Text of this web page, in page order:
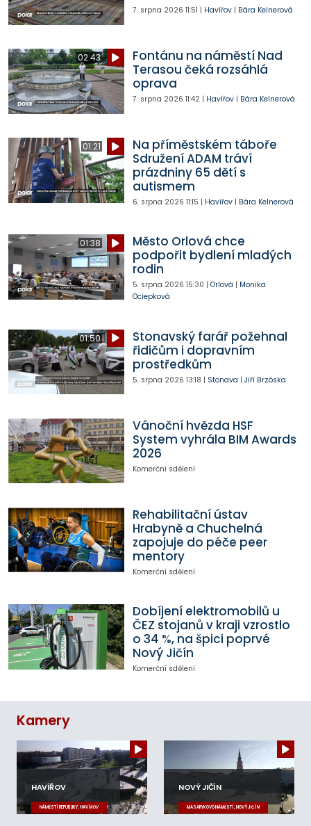
7. srpna 2026 11:51 | Havířov| Bára Kelnerová
02:43
Fontánu na náměstí Nad
Terasou čeká rozsáhlá
oprava
7. srpna 2026 11:42| Havířov| Bára Kelnerová
01:21
Na příměstském táboře
Sdružení ADAM tráví
prázdniny 65 dětí s
autismem
6. srpna 2026 11:15 | Havířov| Bára Kelnerová
01:38
Město Orlová chce
podpořit bydlení mladých
rodin
5. srpna 2026 15:30 | Orlová | Monika
Ociepková
01:50
Stonavský farář požehnal
řidičům i dopravním
prostředkům
5. srpna 2026 13:18 | Stonava | Jiří Brzóska
Vánoční hvězda HSF
System vyhrála BIM Awards
2026
Komerční sdělení
Rehabilitační ústav
Hrabyně a Chuchelná
zapojuje do péče peer
mentory
Komerční sdělení
Dobíjení elektromobilů u
ČEZ stojanů v kraji vzrostlo
o 34 %, na špici poprvé
Nový Jičín
Komerční sdělení
Kamery
HAVÍŘOV
NÁMĚSTÍ REPUBLIKY, HAVÍŘOV
NOVÝ JIČÍN
MASARYKOVO NÁMĚSTÍ, NOVÝ JIČÍN